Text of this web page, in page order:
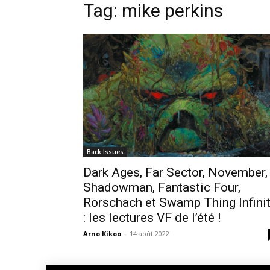
Tag: mike perkins
Back Issues
Dark Ages, Far Sector, November,
Shadowman, Fantastic Four,
Rorschach et Swamp Thing
: les lectures VF de l’été !
Arno Kikoo - 14 août 2022